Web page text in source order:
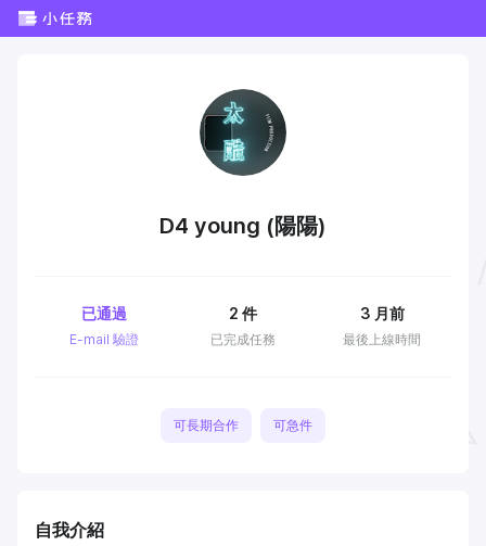
D4 young (陽陽)
E-mail 驗證
已通過
已完成任務
2 件
最後上線時間
3 月前
可長期合作 可急件
自我介紹